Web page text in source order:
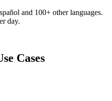
and 100+ other languages.
day.
Cases